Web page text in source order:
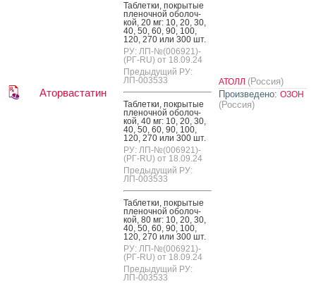
Аторвастатин
Таб­летки, пок­ры­тые
пле­ноч­ной обо­лоч­
кой, 20 мг: 10, 20, 30,
40, 50, 60, 90, 100,
120, 270 или 300 шт.
РУ: ЛП-№(006921)-
(РГ-RU) от 18.09.24
Предыдущий РУ:
ЛП-003533
Таб­летки, пок­ры­тые
пле­ноч­ной обо­лоч­
кой, 40 мг: 10, 20, 30,
40, 50, 60, 90, 100,
120, 270 или 300 шт.
РУ: ЛП-№(006921)-
(РГ-RU) от 18.09.24
Предыдущий РУ:
ЛП-003533
Таб­летки, пок­ры­тые
пле­ноч­ной обо­лоч­
кой, 80 мг: 10, 20, 30,
40, 50, 60, 90, 100,
120, 270 или 300 шт.
РУ: ЛП-№(006921)-
(РГ-RU) от 18.09.24
Предыдущий РУ:
ЛП-003533
АТОЛЛ (Россия)
Произведено: ОЗОН
(Россия)